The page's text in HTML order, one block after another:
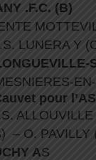
.F.C. (B)
LUNERA Y
pour
– O. PAVILLY
AS